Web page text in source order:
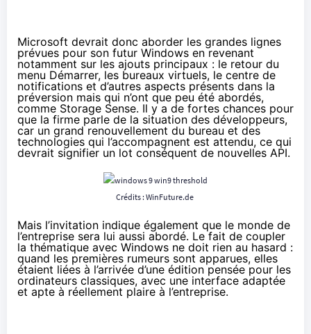
Microsoft devrait donc aborder les grandes lignes
prévues pour son futur Windows en revenant
notamment sur les ajouts principaux : le retour du
menu Démarrer, les bureaux virtuels, le centre de
notifications et d’autres aspects présents dans la
préversion mais qui n’ont que peu été abordés,
comme Storage Sense. Il y a de fortes chances pour
que la firme parle de la situation des développeurs,
car un grand renouvellement du bureau et des
technologies qui l’accompagnent est attendu, ce qui
devrait signifier un lot conséquent de nouvelles API.
Crédits : WinFuture.de
Mais l’invitation indique également que le monde de
l’entreprise sera lui aussi abordé. Le fait de coupler
la thématique avec Windows ne doit rien au hasard :
quand les premières rumeurs sont apparues, elles
étaient liées à l’arrivée d’une édition pensée pour les
ordinateurs classiques, avec une interface adaptée
et apte à réellement plaire à l’entreprise.